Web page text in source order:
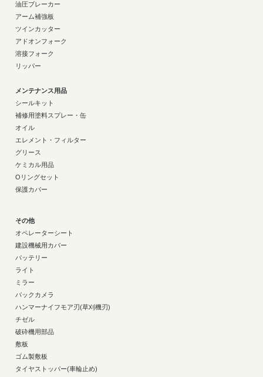
油圧ブレーカー
アーム補強板
ツインカッター
アドオンフォーク
溶接フォーク
リッパー
メンテナンス用品
シールキット
補修用塗料スプレー・缶
オイル
エレメント・フィルター
グリース
ケミカル用品
Oリングセット
保護カバー
その他
オペレーターシート
建設機械用カバー
バッテリー
ライト
ミラー
バックカメラ
ハンマーナイフモア刃(草刈機刃)
チゼル
破砕機用部品
敷板
ゴム製敷板
タイヤストッパー(車輪止め)